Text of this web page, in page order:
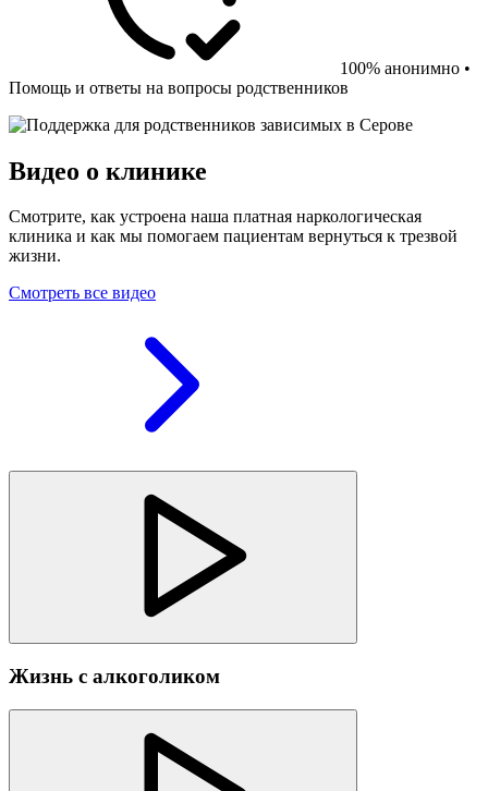
100% анонимно •
Помощь и ответы на вопросы родственников
Видео о клинике
Смотрите, как устроена наша платная наркологическая
клиника и как мы помогаем пациентам вернуться к трезвой
жизни.
Смотреть все видео
Жизнь с алкоголиком